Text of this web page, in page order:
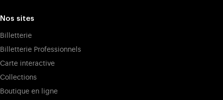
Nos sites
Billetterie
Billetterie Professionnels
Carte interactive
Collections
Boutique en ligne